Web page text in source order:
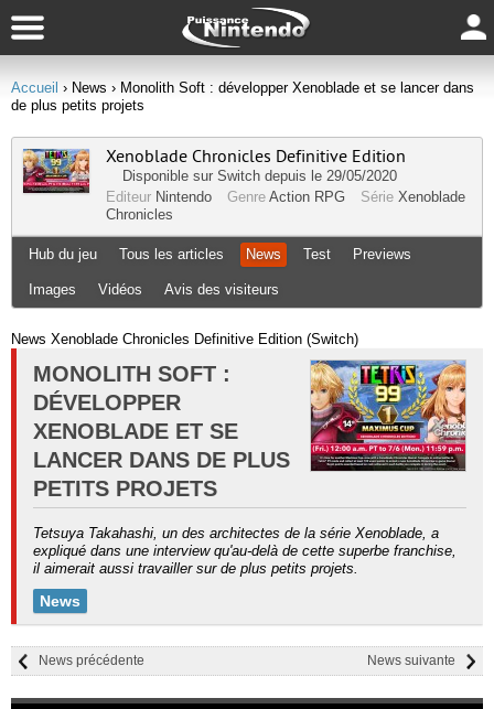
Accueil › News › Monolith Soft : développer Xenoblade et se lancer dans
de plus petits projets
Xenoblade Chronicles Definitive Edition
Disponible sur Switch depuis le 29/05/2020
Editeur Nintendo Genre Action RPG Série Xenoblade
Chronicles
Hub du jeu Tous les articles News Test Previews
Images Vidéos Avis des visiteurs
News Xenoblade Chronicles Definitive Edition (Switch)
MONOLITH SOFT :
DÉVELOPPER
XENOBLADE ET SE
LANCER DANS DE PLUS
PETITS PROJETS
Tetsuya Takahashi, un des architectes de la série Xenoblade, a
expliqué dans une interview qu'au-delà de cette superbe franchise,
il aimerait aussi travailler sur de plus petits projets.
News
News suivante
News précédente